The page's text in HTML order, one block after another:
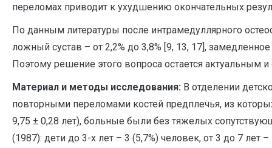
переломах приводит к ухудшению окончательных
По данным литературы после интрамедуллярного
ложный сустав – от 2,2% до 3,8% [9, 13, 17],
Поэтому решение этого вопроса остается актуальным
Материал и методы исследования: В отделении
повторными переломами костей предплечья, из
9,75 ± 0,28 лет), больные были без тяжелых
(1987): дети до 3-х лет – 3 (5,7%) человек, от 3 до 7 лет